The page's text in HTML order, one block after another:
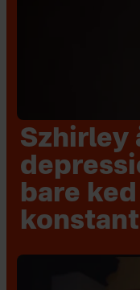
Szhirley
bare